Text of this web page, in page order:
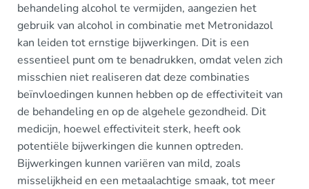
behandeling alcohol te vermijden, aangezien het
gebruik van alcohol in combinatie met Metronidazol
kan leiden tot ernstige bijwerkingen. Dit is een
essentieel punt om te benadrukken, omdat velen zich
misschien niet realiseren dat deze combinaties
beïnvloedingen kunnen hebben op de effectiviteit van
de behandeling en op de algehele gezondheid. Dit
medicijn, hoewel effectiviteit sterk, heeft ook
potentiële bijwerkingen die kunnen optreden.
Bijwerkingen kunnen variëren van mild, zoals
misselijkheid en een metaalachtige smaak, tot meer